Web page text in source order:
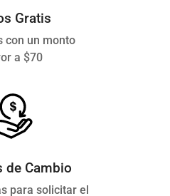
Gratis
con un monto
a $70
de Cambio
para solicitar el